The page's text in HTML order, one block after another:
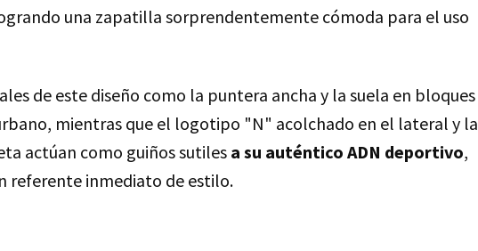
una zapatilla sorprendentemente cómoda para el uso
de este diseño como la puntera ancha y la suela en bloques
mientras que el logotipo "N" acolchado en el lateral y la
actúan como guiños sutiles a su auténtico ADN deportivo,
referente inmediato de estilo.